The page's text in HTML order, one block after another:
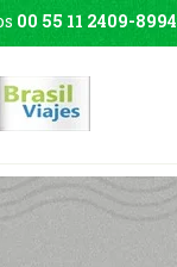
00 55 11 2409-8994